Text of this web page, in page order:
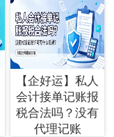
【企好运】私人
会计接单记账报
税合法吗？没有
代理记账